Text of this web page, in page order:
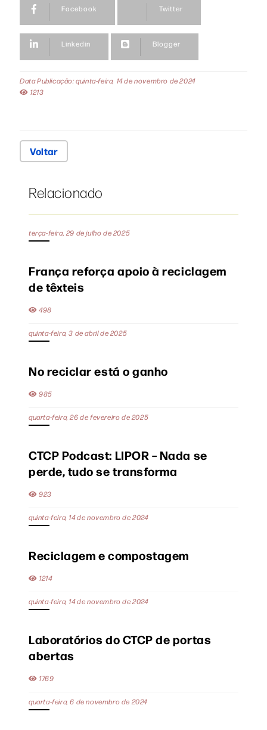
Facebook Twitter
Linkedin Blogger
Data Publicação: quinta-feira, 14 de novembro de 2024
1213
Voltar
Relacionado
terça-feira, 29 de julho de 2025
França reforça apoio à reciclagem
de têxteis
498
quinta-feira, 3 de abril de 2025
No reciclar está o ganho
985
quarta-feira, 26 de fevereiro de 2025
CTCP Podcast: LIPOR – Nada se
perde, tudo se transforma
923
quinta-feira, 14 de novembro de 2024
Reciclagem e compostagem
1214
quinta-feira, 14 de novembro de 2024
Laboratórios do CTCP de portas
abertas
1769
quarta-feira, 6 de novembro de 2024